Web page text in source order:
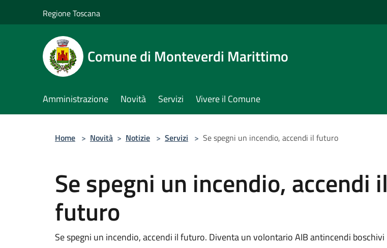
Regione Toscana
Comune di Monteverdi Marittimo
Amministrazione Novità Servizi Vivere il Comune
Home > Novità > Notizie > Servizi > Se spegni un incendio, accendi il futuro
Se spegni un incendio, accendi il
futuro
Se spegni un incendio, accendi il futuro. Diventa un volontario AIB antincendi boschivi